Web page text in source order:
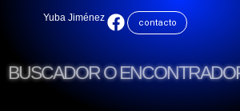
Yuba Jiménez contacto
BUSCADOR O